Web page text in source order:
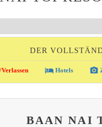
DER
local_hotelHotels photo_camera
BAAN NAI